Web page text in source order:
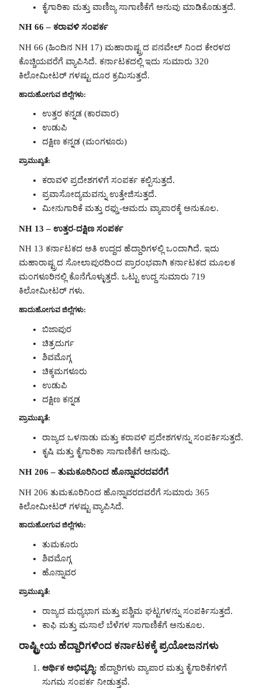
ಕೈಗಾರಿಕಾ ಮತ್ತು ವಾಣಿಜ್ಯ ಸಾಗಾಣಿಕೆಗೆ ಅನುವು ಮಾಡಿಕೊಡುತ್ತದೆ.
NH 66 – ಕರಾವಳಿ ಸಂಪರ್ಕ
NH 66 (ಹಿಂದಿನ NH 17) ಮಹಾರಾಷ್ಟ್ರದ ಪನವೇಲ್ ನಿಂದ ಕೇರಳದ
ಕೊಚ್ಚಿಯವರೆಗೆ ವ್ಯಾಪಿಸಿದೆ. ಕರ್ನಾಟಕದಲ್ಲಿ ಇದು ಸುಮಾರು 320
ಕಿಲೋಮೀಟರ್ ಗಳಷ್ಟು ದೂರ ಕ್ರಮಿಸುತ್ತದೆ.
ಹಾದುಹೋಗುವ ಜಿಲ್ಲೆಗಳು:
ಉತ್ತರ ಕನ್ನಡ (ಕಾರವಾರ)
ಉಡುಪಿ
ದಕ್ಷಿಣ ಕನ್ನಡ (ಮಂಗಳೂರು)
ಪ್ರಾಮುಖ್ಯತೆ:
ಕರಾವಳಿ ಪ್ರದೇಶಗಳಿಗೆ ಸಂಪರ್ಕ ಕಲ್ಪಿಸುತ್ತದೆ.
ಪ್ರವಾಸೋದ್ಯಮವನ್ನು ಉತ್ತೇಜಿಸುತ್ತದೆ.
ಮೀನುಗಾರಿಕೆ ಮತ್ತು ರಫ್ತು-ಆಮದು ವ್ಯಾಪಾರಕ್ಕೆ ಅನುಕೂಲ.
NH 13 – ಉತ್ತರ-ದಕ್ಷಿಣ ಸಂಪರ್ಕ
NH 13 ಕರ್ನಾಟಕದ ಅತಿ ಉದ್ದದ ಹೆದ್ದಾರಿಗಳಲ್ಲಿ ಒಂದಾಗಿದೆ. ಇದು
ಮಹಾರಾಷ್ಟ್ರದ ಸೋಲಾಪುರದಿಂದ ಪ್ರಾರಂಭವಾಗಿ ಕರ್ನಾಟಕದ ಮೂಲಕ
ಮಂಗಳೂರಿನಲ್ಲಿ ಕೊನೆಗೊಳ್ಳುತ್ತದೆ. ಒಟ್ಟು ಉದ್ದ ಸುಮಾರು 719
ಕಿಲೋಮೀಟರ್ ಗಳು.
ಹಾದುಹೋಗುವ ಜಿಲ್ಲೆಗಳು:
ಬಿಜಾಪುರ
ಚಿತ್ರದುರ್ಗ
ಶಿವಮೊಗ್ಗ
ಚಿಕ್ಕಮಗಳೂರು
ಉಡುಪಿ
ದಕ್ಷಿಣ ಕನ್ನಡ
ಪ್ರಾಮುಖ್ಯತೆ:
ರಾಜ್ಯದ ಒಳನಾಡು ಮತ್ತು ಕರಾವಳಿ ಪ್ರದೇಶಗಳನ್ನು ಸಂಪರ್ಕಿಸುತ್ತದೆ.
ಕೃಷಿ ಮತ್ತು ಕೈಗಾರಿಕಾ ಸಾಗಾಣಿಕೆಗೆ ಅನುವು.
NH 206 – ತುಮಕೂರಿನಿಂದ ಹೊನ್ನಾವರದವರೆಗೆ
NH 206 ತುಮಕೂರಿನಿಂದ ಹೊನ್ನಾವರದವರೆಗೆ ಸುಮಾರು 365
ಕಿಲೋಮೀಟರ್ ಗಳಷ್ಟು ವ್ಯಾಪಿಸಿದೆ.
ಹಾದುಹೋಗುವ ಜಿಲ್ಲೆಗಳು:
ತುಮಕೂರು
ಶಿವಮೊಗ್ಗ
ಹೊನ್ನಾವರ
ಪ್ರಾಮುಖ್ಯತೆ:
ರಾಜ್ಯದ ಮಧ್ಯಭಾಗ ಮತ್ತು ಪಶ್ಚಿಮ ಘಟ್ಟಗಳನ್ನು ಸಂಪರ್ಕಿಸುತ್ತದೆ.
ಕಾಫಿ ಮತ್ತು ಮಸಾಲೆ ಬೆಳೆಗಳ ಸಾಗಾಣಿಕೆಗೆ ಅನುಕೂಲ.
ರಾಷ್ಟ್ರೀಯ ಹೆದ್ದಾರಿಗಳಿಂದ ಕರ್ನಾಟಕಕ್ಕೆ ಪ್ರಯೋಜನಗಳು
ಆರ್ಥಿಕ ಅಭಿವೃದ್ಧಿ: ಹೆದ್ದಾರಿಗಳು ವ್ಯಾಪಾರ ಮತ್ತು ಕೈಗಾರಿಕೆಗಳಿಗೆ
ಸುಗಮ ಸಂಪರ್ಕ ನೀಡುತ್ತವೆ.